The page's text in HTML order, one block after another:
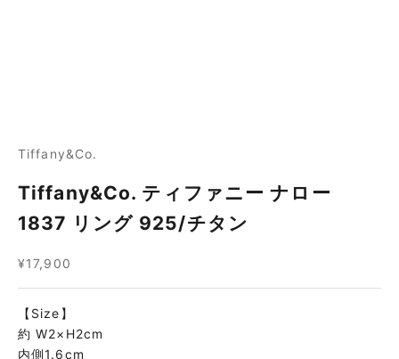
Tiffany&Co.
Tiffany&Co. ティファニー ナロー
1837 リング 925/チタン
セール価格
¥17,900
【Size】
約 W2×H2cm
内側1.6cm